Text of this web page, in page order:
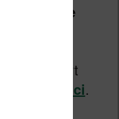
de lumière
et
confort
son test ici.